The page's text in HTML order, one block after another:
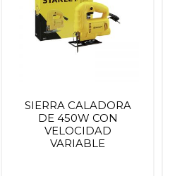
SIERRA CALADORA
DE 450W CON
VELOCIDAD
VARIABLE